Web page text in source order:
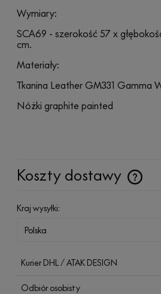
Wymiary:
SCA69 - szerokość 57 x
cm.
Materiały:
Tkanina Leather GM331 Gamma
Nóżki graphite painted
Koszty dostawy
Cena nie zawiera ewentualnych
Kraj wysyłki:
Kurier DHL / ATAK DESIGN
Odbiór osobisty